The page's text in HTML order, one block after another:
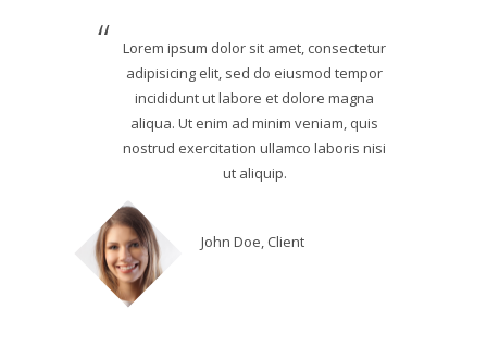
Lorem ipsum dolor sit amet, consectetur
adipisicing elit, sed do eiusmod tempor
incididunt ut labore et dolore magna
aliqua. Ut enim ad minim veniam, quis
nostrud exercitation ullamco laboris nisi
ut aliquip.
John Doe, Client